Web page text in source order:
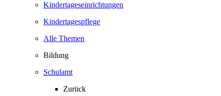
Kindertageseinrichtungen
Kindertagespflege
Alle Themen
Bildung
Schulamt
Zurück